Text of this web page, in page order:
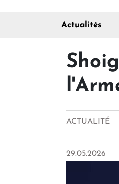
Actualités
ACTUALITÉ
29.05.2026